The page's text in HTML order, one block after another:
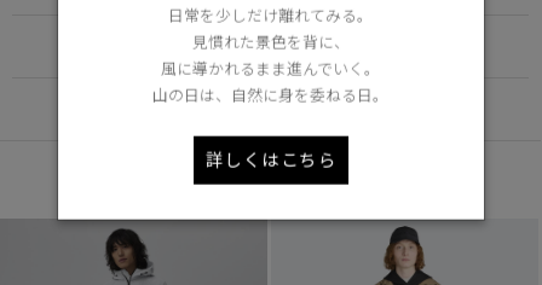
FUNCTION
DETAIL
あなたへのおすすめ
日常を少しだけ離れてみる。
見慣れた景色を背に、
風に導かれるまま進んでいく。
山の日は、自然に身を委ねる日。
詳しくはこちら